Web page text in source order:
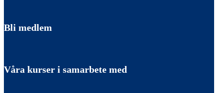
Bli medlem
Våra kurser i samarbete med